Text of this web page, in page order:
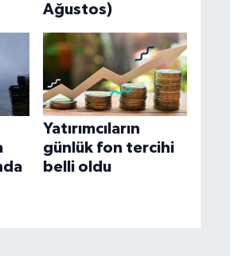
Ağustos)
Yatırımcıların
günlük fon tercihi
belli oldu